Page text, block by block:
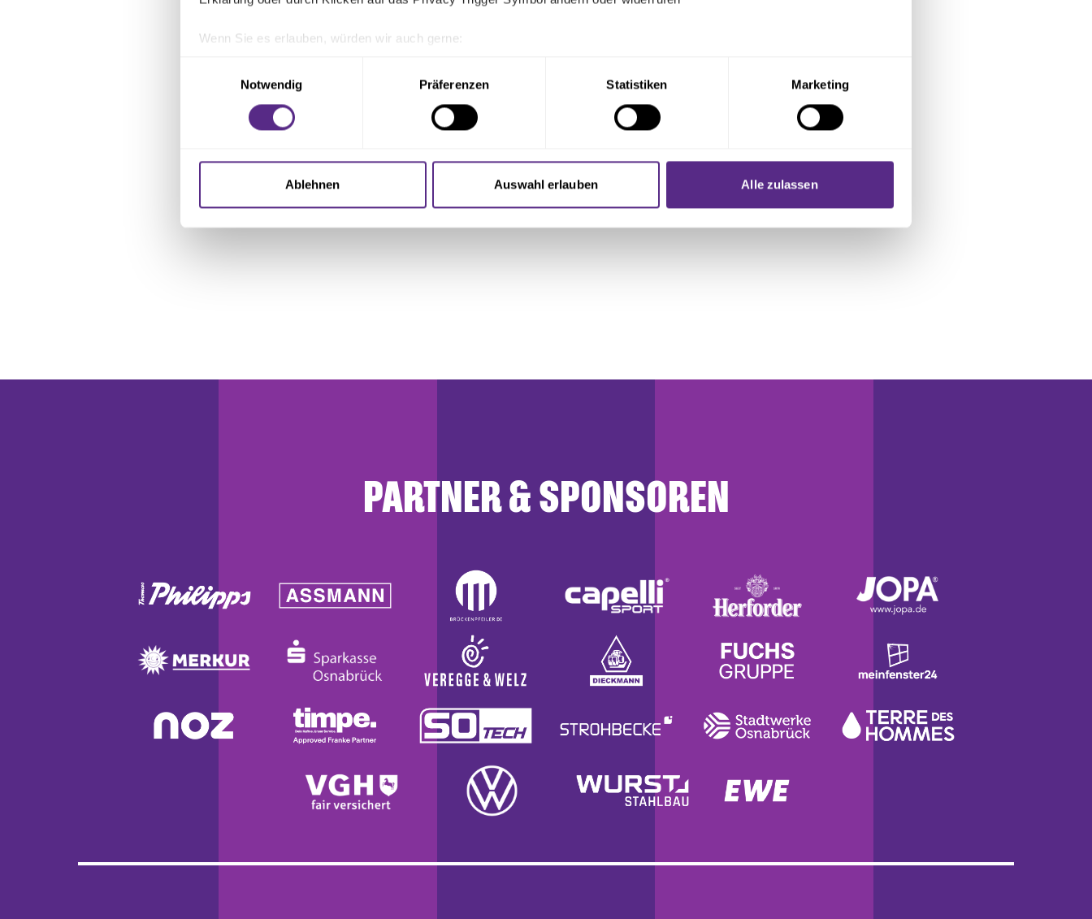
Wenn Sie es erlauben, würden wir auch gerne:
Ihr Gerät durch aktives Scannen nach bestimmten Merkmalen (Fingerprinting) identifizieren
Erfahren Sie mehr darüber, wie Ihre persönlichen Daten verarbeitet werden, und legen Sie Ihre Präferenzen imAbschnitt
Einzelheitenfest.
Wir verwenden Cookies, um Inhalte und Anzeigen zu personalisieren, Funktionen für soziale Medien anbieten zu können
und die Zugriffe auf unsere Website zu analysieren. Außerdem geben wir Informationen zu Ihrer Verwendung unserer
Notwendig
Präferenzen Statistiken Marketing
Ablehnen Auswahl erlauben Alle zulassen
PARTNER & SPONSOREN